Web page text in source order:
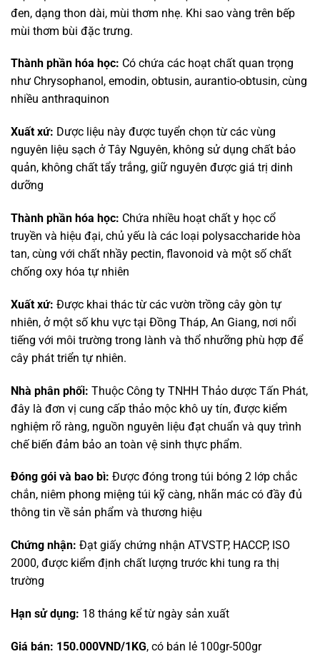
đen, dạng thon dài, mùi thơm nhẹ. Khi sao vàng trên bếp
mùi thơm bùi đặc trưng.
Thành phần hóa học: Có chứa các hoạt chất quan trọng
như Chrysophanol, emodin, obtusin, aurantio-obtusin, cùng
nhiều anthraquinon
Xuất xứ: Dược liệu này được tuyển chọn từ các vùng
nguyên liệu sạch ở Tây Nguyên, không sử dụng chất bảo
quản, không chất tẩy trắng, giữ nguyên được giá trị dinh
dưỡng
Thành phần hóa học: Chứa nhiều hoạt chất y học cổ
truyền và hiệu đại, chủ yếu là các loại polysaccharide hòa
tan, cùng với chất nhầy pectin, flavonoid và một số chất
chống oxy hóa tự nhiên
Xuất xứ: Được khai thác từ các vườn trồng cây gòn tự
nhiên, ở một số khu vực tại Đồng Tháp, An Giang, nơi nổi
tiếng với môi trường trong lành và thổ nhưỡng phù hợp để
cây phát triển tự nhiên.
Nhà phân phối: Thuộc Công ty TNHH Thảo dược Tấn Phát,
đây là đơn vị cung cấp thảo mộc khô uy tín, được kiểm
nghiệm rõ ràng, nguồn nguyên liệu đạt chuẩn và quy trình
chế biến đảm bảo an toàn vệ sinh thực phẩm.
Đóng gói và bao bì: Được đóng trong túi bóng 2 lớp chắc
chắn, niêm phong miệng túi kỹ càng, nhãn mác có đầy đủ
thông tin về sản phẩm và thương hiệu
Chứng nhận: Đạt giấy chứng nhận ATVSTP, HACCP, ISO
2000, được kiểm định chất lượng trước khi tung ra thị
trường
Hạn sử dụng: 18 tháng kể từ ngày sản xuất
Giá bán: 150.000VND/1KG, có bán lẻ 100gr-500gr